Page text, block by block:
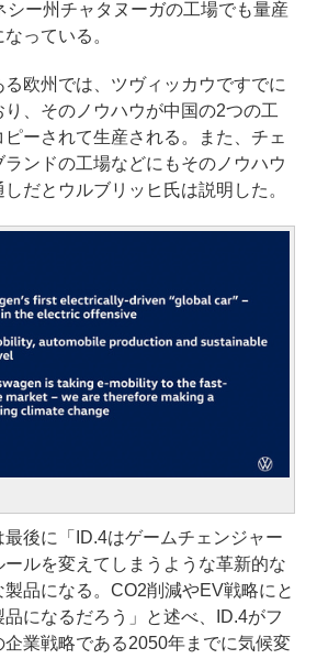
シー州チャタヌーガの工場でも量産
っている。
欧州では、ツヴィッカウですでに
、そのノウハウが中国の2つの工
ーされて生産される。また、チェ
ンドの工場などにもそのノウハウ
だとウルブリッヒ氏は説明した。
後に「ID.4はゲームチェンジャー
ールを変えてしまうような革新的な
品になる。CO2削減やEV戦略にと
になるだろう」と述べ、ID.4がフ
企業戦略である2050年までに気候変